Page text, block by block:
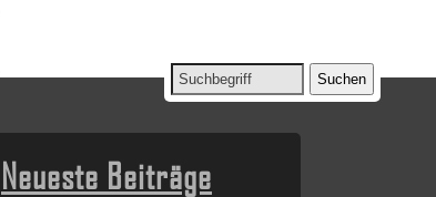
Neueste Beiträge